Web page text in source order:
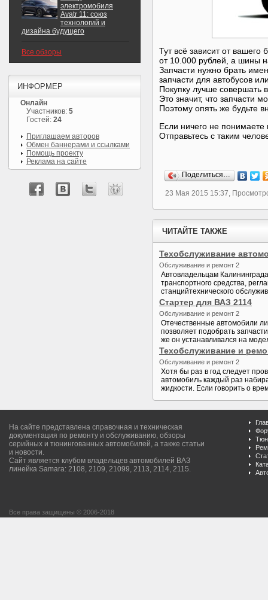
Тут всё зависит от
от 10.000 рублей, а шины
Запчасти нужно брать
запчасти для автобусов
Покупку лучше совершать
Это значит, что запчасти
Поэтому опять же будьте
Если ничего не понимаете
Отправьтесь с таким
Поделиться…
23 Мая 2015 15:37,
ЧИТАЙТЕ ТАКЖЕ
Техобслуживание
Обслуживание и ремонт 2
Автовладельцам
транспортного средства,
станцийтехнического
Стартер для ВАЗ 2114
Обслуживание и ремонт 2
Отечественные автомобили
позволяет подобрать
же он устанавливался на
Техобслуживание и
Обслуживание и ремонт 2
Хотя бы раз в год следует
автомобиль каждый раз
жидкости. Если говорить о
электромобиля
Avatr 11: союз
технологий и
дизайна будущего
Все обзоры
ИНФОРМЕР
Онлайн
Участников: 5
Гостей: 24
Приглашаем авторов
Обмен баннерами и ссылками
Помощь проекту
Реклама на сайте
На сайте представлена справочная и техническая
документация по ремонту и обслуживанию, обзоры
серийных и тюнингованных автомобилей, а также статьи
и новости.
Сайт является клубом владельцев автомобилей ВАЗ
линейка Samara: 2108, 2109, 21099, 2113, 2114, 2115.
Все права защищены © 2006-2018